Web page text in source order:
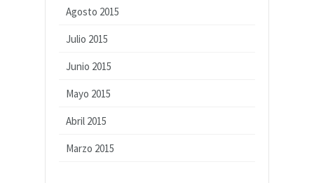
Agosto 2015
Julio 2015
Junio 2015
Mayo 2015
Abril 2015
Marzo 2015